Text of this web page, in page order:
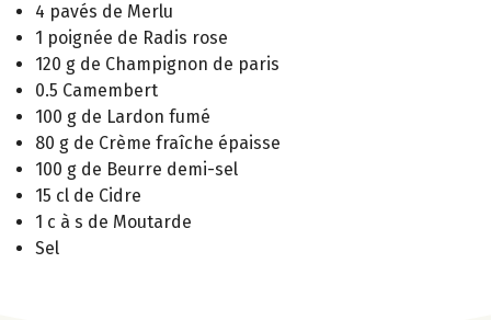
4 pavés de Merlu
1 poignée de Radis rose
120 g de Champignon de paris
0.5 Camembert
100 g de Lardon fumé
80 g de Crème fraîche épaisse
100 g de Beurre demi-sel
15 cl de Cidre
1 c à s de Moutarde
Sel